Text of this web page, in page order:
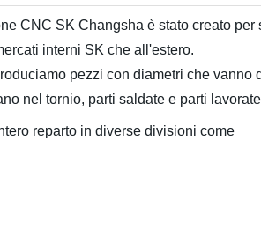
CNC SK Changsha è stato creato
interni SK che all'estero.
pezzi con diametri che
nel tornio, parti saldate e parti
reparto in diverse divisioni come